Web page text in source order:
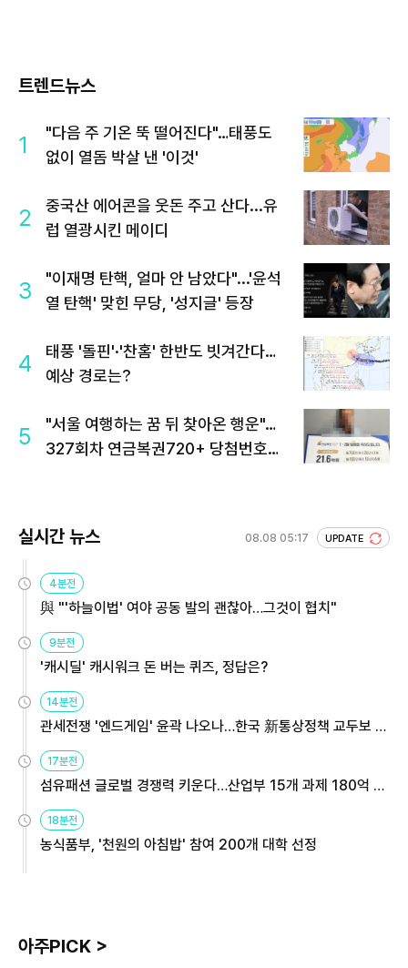
트렌드뉴스
1
"다음 주 기온 뚝 떨어진다"…태풍도
없이 열돔 박살 낸 '이것'
2
중국산 에어콘을 웃돈 주고 산다...유
럽 열광시킨 메이디
3
"이재명 탄핵, 얼마 안 남았다"...'윤석
열 탄핵' 맞힌 무당, '성지글' 등장
4
태풍 '돌핀'·'찬홈' 한반도 빗겨간다…
예상 경로는?
5
"서울 여행하는 꿈 뒤 찾아온 행운"…
327회차 연금복권720+ 당첨번호조
실시간 뉴스 08.08 05:17 UPDATE
4분전
與 "'하늘이법' 여야 공동 발의 괜찮아…그것이 협치"
9분전
'캐시딜' 캐시워크 돈 버는 퀴즈, 정답은?
14분전
관세전쟁 '엔드게임' 윤곽 나오나…한국 新통상정책 교두보 활
용해야
17분전
섬유패션 글로벌 경쟁력 키운다…산업부 15개 과제 180억 지
원
18분전
농식품부, '천원의 아침밥' 참여 200개 대학 선정
아주PICK >